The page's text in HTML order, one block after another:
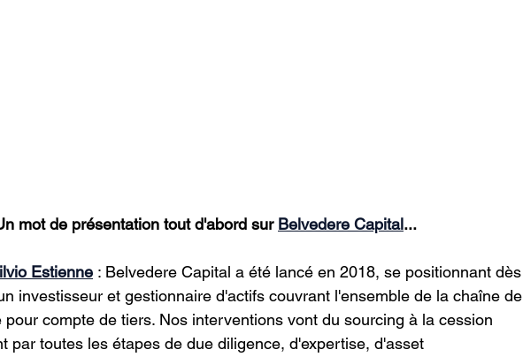
mot de présentation tout d'abord sur Belvedere Capital...
Estienne : Belvedere Capital a été lancé en 2018, se positionnant dès
investisseur et gestionnaire d'actifs couvrant l'ensemble de la chaîne de
compte de tiers. Nos interventions vont du sourcing à la cession
par toutes les étapes de due diligence, d'expertise, d'asset